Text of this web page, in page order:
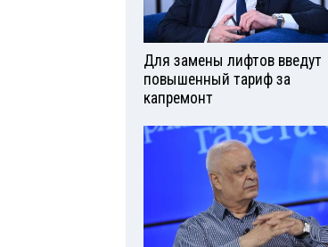
Для замены лифтов введут
повышенный тариф за
капремонт